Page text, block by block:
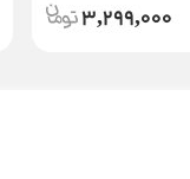
3,299,000